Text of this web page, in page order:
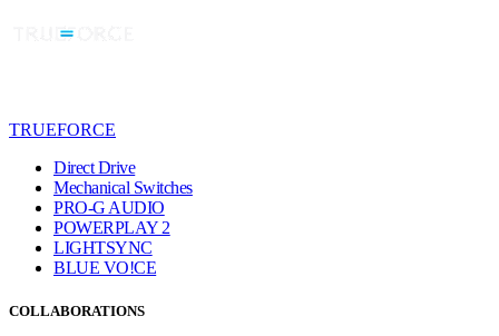
TRUEFORCE
Direct Drive
Mechanical Switches
PRO-G AUDIO
POWERPLAY 2
LIGHTSYNC
BLUE VO!CE
COLLABORATIONS